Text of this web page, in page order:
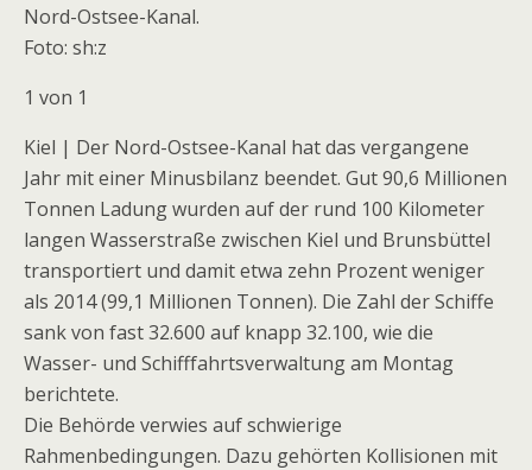
Nord-Ostsee-Kanal.
Foto: sh:z
1 von 1
Kiel | Der Nord-Ostsee-Kanal hat das vergangene
Jahr mit einer Minusbilanz beendet. Gut 90,6 Millionen
Tonnen Ladung wurden auf der rund 100 Kilometer
langen Wasserstraße zwischen Kiel und Brunsbüttel
transportiert und damit etwa zehn Prozent weniger
als 2014 (99,1 Millionen Tonnen). Die Zahl der Schiffe
sank von fast 32.600 auf knapp 32.100, wie die
Wasser- und Schifffahrtsverwaltung am Montag
berichtete.
Die Behörde verwies auf schwierige
Rahmenbedingungen. Dazu gehörten Kollisionen mit